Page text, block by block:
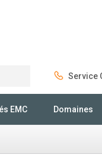
Service
EMC Domaines